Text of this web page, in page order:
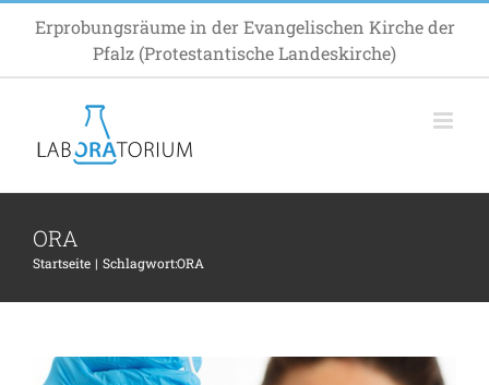
springen
Erprobungsräume in der Evangelischen Kirche der
Pfalz (Protestantische Landeskirche)
ORA
Startseite Schlagwort:ORA